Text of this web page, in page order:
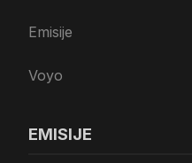
Emisije
Voyo
EMISIJE